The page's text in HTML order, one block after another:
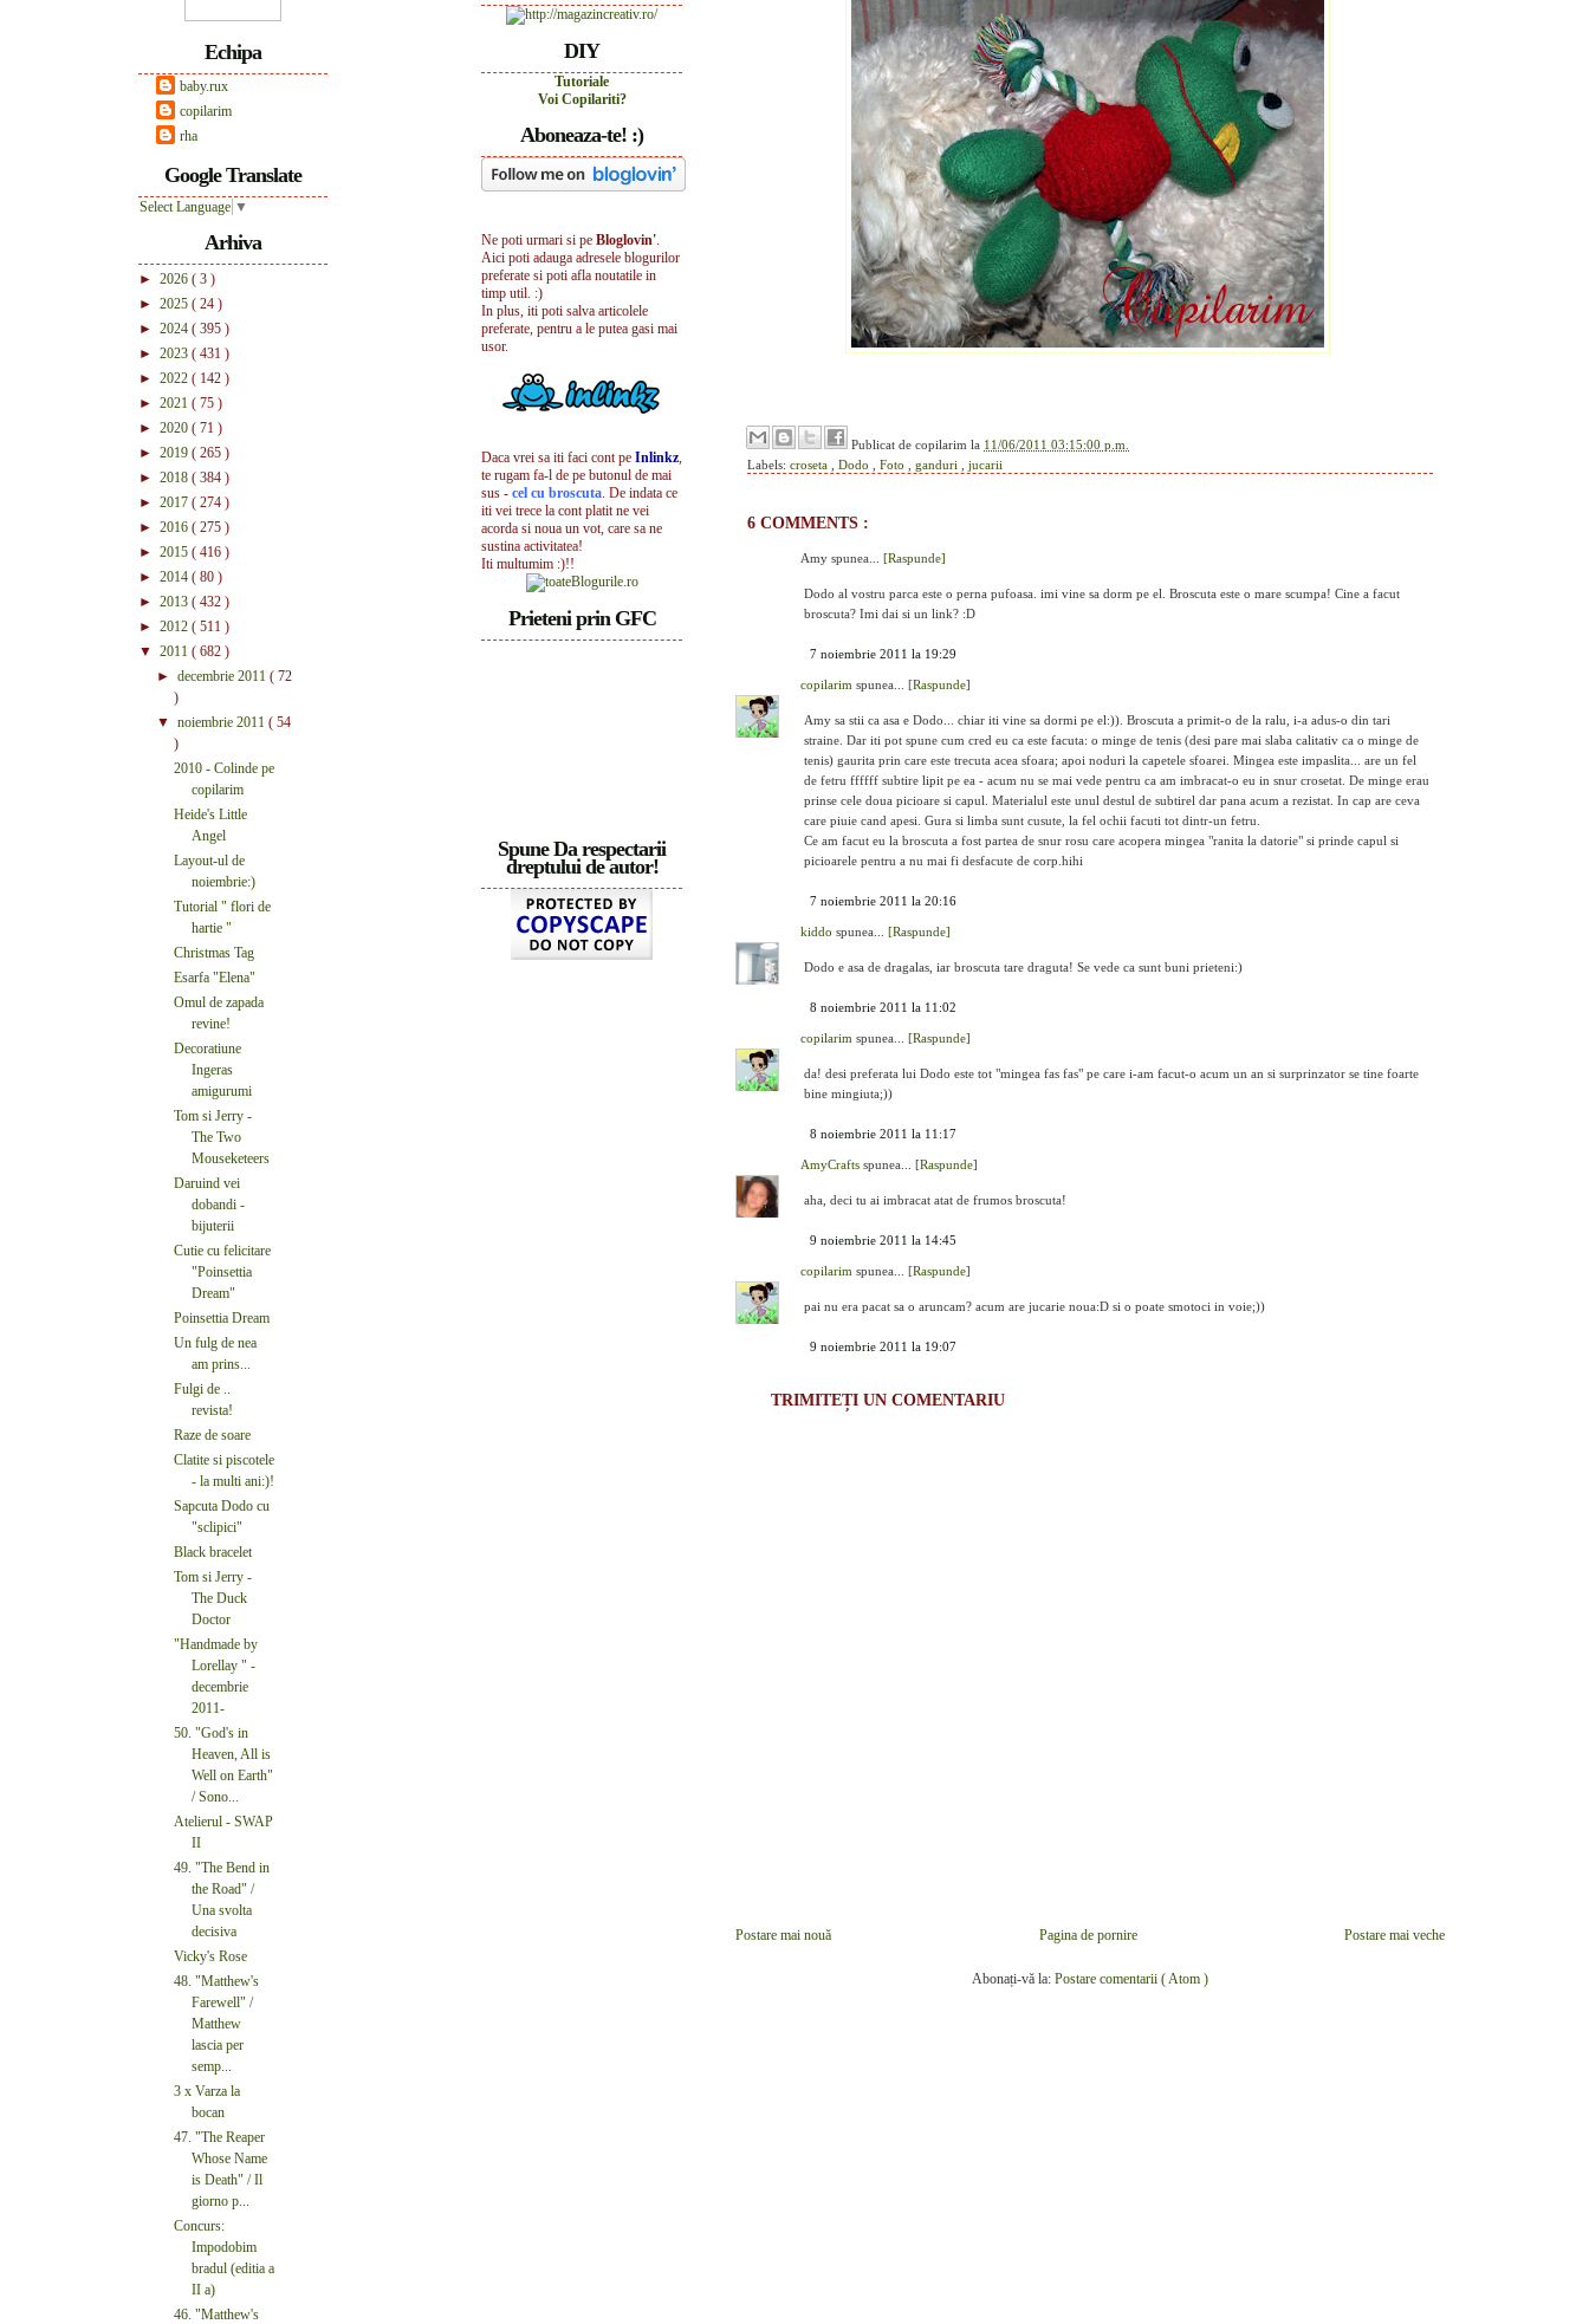
Publicat de copilarim la 11/06/2011 03:15:00 p.m.
Labels: croseta Dodo Foto ganduri jucarii
6 COMMENTS :
Amy spunea... [Raspunde]
Dodo al vostru parca este o perna pufoasa. imi vine sa dorm pe el. Broscuta este o mare scumpa! Cine a facut
broscuta? Imi dai si un link? :D
7 noiembrie 2011 la 19:29
copilarim spunea... [Raspunde]
Amy sa stii ca asa e Dodo... chiar iti vine sa dormi pe el:)). Broscuta a primit-o de la ralu, i-a adus-o din tari
straine. Dar iti pot spune cum cred eu ca este facuta: o minge de tenis (desi pare mai slaba calitativ ca o minge de
tenis) gaurita prin care este trecuta acea sfoara; apoi noduri la capetele sfoarei. Mingea este impaslita... are un fel
de fetru ffffff subtire lipit pe ea - acum nu se mai vede pentru ca am imbracat-o eu in snur crosetat. De minge erau
prinse cele doua picioare si capul. Materialul este unul destul de subtirel dar pana acum a rezistat. In cap are ceva
care piuie cand apesi. Gura si limba sunt cusute, la fel ochii facuti tot dintr-un fetru.
Ce am facut eu la broscuta a fost partea de snur rosu care acopera mingea "ranita la datorie" si prinde capul si
picioarele pentru a nu mai fi desfacute de corp.hihi
7 noiembrie 2011 la 20:16
kiddo spunea... [Raspunde]
Dodo e asa de dragalas, iar broscuta tare draguta! Se vede ca sunt buni prieteni:)
8 noiembrie 2011 la 11:02
copilarim spunea... [Raspunde]
da! desi preferata lui Dodo este tot "mingea fas fas" pe care i-am facut-o acum un an si surprinzator se tine foarte
bine mingiuta;))
8 noiembrie 2011 la 11:17
AmyCrafts spunea... [Raspunde]
aha, deci tu ai imbracat atat de frumos broscuta!
9 noiembrie 2011 la 14:45
copilarim spunea... [Raspunde]
pai nu era pacat sa o aruncam? acum are jucarie noua:D si o poate smotoci in voie;))
9 noiembrie 2011 la 19:07
TRIMITEȚI UN COMENTARIU
Postare mai nouă Postare mai veche
Pagina de pornire
Abonați-vă la: Postare comentarii ( Atom )
DIY
Tutoriale
Voi Copilariti?
Aboneaza-te! :)
Ne poti urmari si pe Bloglovin'.
Aici poti adauga adresele blogurilor
preferate si poti afla noutatile in
timp util. :)
In plus, iti poti salva articolele
preferate, pentru a le putea gasi mai
usor.
Daca vrei sa iti faci cont pe Inlinkz,
te rugam fa-l de pe butonul de mai
sus - cel cu broscuta. De indata ce
iti vei trece la cont platit ne vei
acorda si noua un vot, care sa ne
sustina activitatea!
Iti multumim :)!!
Prieteni prin GFC
Spune Da respectarii
dreptului de autor!
Echipa
baby.rux
copilarim
rha
Google Translate
Select Language ▼
Arhiva
► 2026 ( 3 )
► 2025 ( 24 )
► 2024 ( 395 )
► 2023 ( 431 )
► 2022 ( 142 )
► 2021 ( 75 )
► 2020 ( 71 )
► 2019 ( 265 )
► 2018 ( 384 )
► 2017 ( 274 )
► 2016 ( 275 )
► 2015 ( 416 )
► 2014 ( 80 )
► 2013 ( 432 )
► 2012 ( 511 )
▼ 2011 ( 682 )
► decembrie 2011 ( 72
)
▼ noiembrie 2011 ( 54
)
2010 - Colinde pe
copilarim
Heide's Little
Angel
Layout-ul de
noiembrie:)
Tutorial " flori de
hartie "
Christmas Tag
Esarfa "Elena"
Omul de zapada
revine!
Decoratiune
Ingeras
amigurumi
Tom si Jerry -
The Two
Mouseketeers
Daruind vei
dobandi -
bijuterii
Cutie cu felicitare
"Poinsettia
Dream"
Poinsettia Dream
Un fulg de nea
am prins...
Fulgi de ..
revista!
Raze de soare
Clatite si piscotele
- la multi ani:)!
Sapcuta Dodo cu
"sclipici"
Black bracelet
Tom si Jerry -
The Duck
Doctor
"Handmade by
Lorellay " -
decembrie
2011-
50. "God's in
Heaven, All is
Well on Earth"
/ Sono...
Atelierul - SWAP
II
49. "The Bend in
the Road" /
Una svolta
decisiva
Vicky's Rose
48. "Matthew's
Farewell" /
Matthew
lascia per
semp...
3 x Varza la
bocan
47. "The Reaper
Whose Name
is Death" / Il
giorno p...
Concurs:
Impodobim
bradul (editia a
II a)
46. "Matthew's